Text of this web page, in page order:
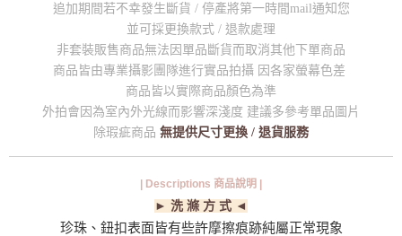
追加期間若不幸發生斷貨 / 停產將第一時間mail通知您
並可採更換款式 / 退款處理
非套裝販售商品無法因單品斷貨而取消其他下單商品
商品皆由專業攝影團隊進行實品拍攝 因各家螢幕色差
商品皆以實際商品顏色為準
外拍會因為室內外光線而影響深淺度 建議多參考單品圖片
除瑕疵商品 無提供尺寸更換 / 退貨服務
| Descriptions 商品說明 |
► 洗 滌 方 式 ◄
珍珠、鈕扣表面皆有些許摩擦痕跡純屬正常現象